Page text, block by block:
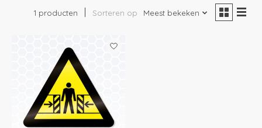
1 producten Sorteren op Meest bekeken